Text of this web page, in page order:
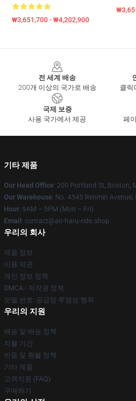
₩3,651,700 - ₩4,202,900
전 세계 배송
200개 이상의 국가로 배송
클릭
국제 보증
사용 국가에서 제공
페
기타 제품
Our Head Office: 200 Portland St, Boston,
Our Warehouse: No. 4545 Renmin
Hour: 9AM – 5PM (Mon – Fri)
Email : contact@ao-haru-ride.shop
우리의 회사
제품 정보
이용 약관
개인 정보 정책
DMCA - 저작권 정책
모델 번호: 공급망 투명성 행위
우리의 지원
배송 및 배송 정책
지불 기간
반품 및 환불 정책
기타 제품
고객지원 (FAQ)
구매하기